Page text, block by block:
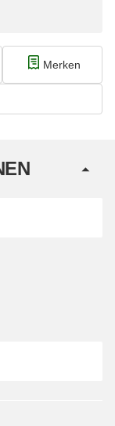
Merken